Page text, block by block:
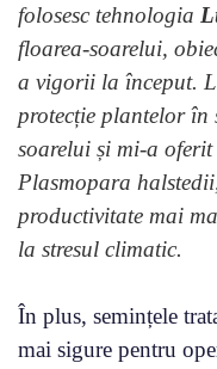
folosesc tehnologia
floarea-soarelui,
a vigorii la început.
protecție plantelor
soarelui și mi-a
Plasmopara
productivitate mai
la stresul climatic.
În plus, semințele
mai sigure pentru